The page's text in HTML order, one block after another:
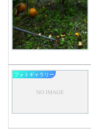
フォトギャラリー